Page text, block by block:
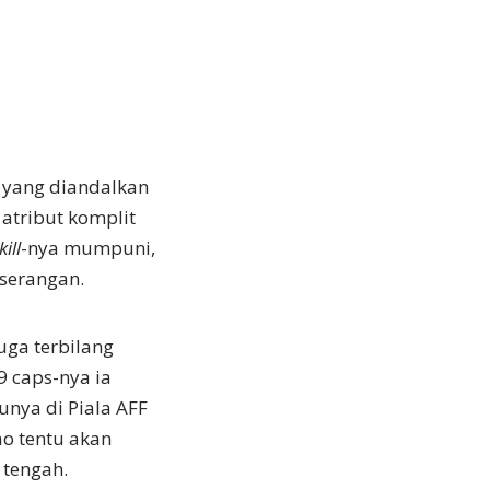
diandalkan
atribut komplit
-nya mumpuni,
terbilang
caps-nya ia
di Piala AFF
tentu akan